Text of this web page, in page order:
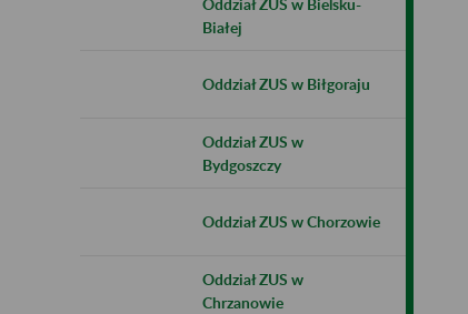
Oddział ZUS w Bielsku-
Białej
Oddział ZUS w Biłgoraju
Oddział ZUS w
Bydgoszczy
Oddział ZUS w Chorzowie
Oddział ZUS w
Chrzanowie